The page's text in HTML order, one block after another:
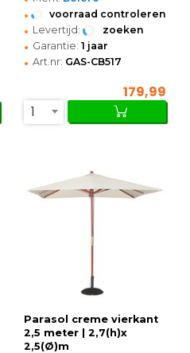
• voorraad controleren
• Levertijd: zoeken
• Garantie: 1 jaar
• Art.nr: GAS-CB517
179,99
1
Parasol creme vierkant
2,5 meter | 2,7(h)x
2,5(Ø)m